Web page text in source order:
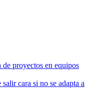
proyectos en equipos
cara si no se adapta a